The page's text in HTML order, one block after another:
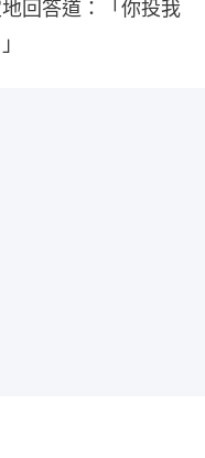
回答道：「你投我